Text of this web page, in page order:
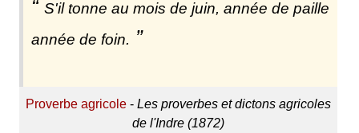
S'il tonne au mois de juin, année de paille
année de foin.
Proverbe agricole- Les proverbes et dictons agricoles
de l'Indre (1872)